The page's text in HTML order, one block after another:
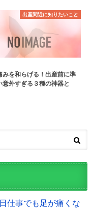
出産間近に知りたいこと
みを和らげる！出産前に準
意外すぎる３種の神器と
仕事でも足が痛くな